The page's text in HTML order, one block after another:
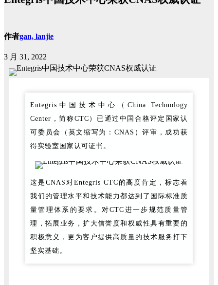
作者gan, lanjie
3 月 31, 2022
Entegris中国技术中心（China Technology
Center，简称CTC）已通过中国合格评定国家认
可委员会（英文缩写为：CNAS）评审，成功获
得实验室国家认可证书。
这是CNAS对Entegris CTC的高度肯定，标志着
我们的管理水平和技术能力都达到了国际标准质
量管理体系的要求。对CTC进一步规范质量管
理，拓展业务，扩大信誉度和权威性具有重要的
积极意义，更为客户提供高质量的技术服务打下
坚实基础。